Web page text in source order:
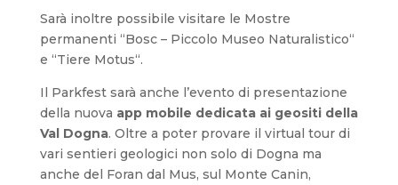
Sarà inoltre possibile visitare le Mostre
permanenti “Bosc – Piccolo Museo Naturalistico“
e “Tiere Motus“.
Il Parkfest sarà anche l’evento di presentazione
della nuova app mobile dedicata ai geositi della
Val Dogna. Oltre a poter provare il virtual tour di
vari sentieri geologici non solo di Dogna ma
anche del Foran dal Mus, sul Monte Canin,